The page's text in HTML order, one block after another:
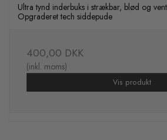
Ultra tynd inderbuks i strækbar, blød og
Opgraderet tech siddepude
400,00 DKK
(inkl. moms)
Vis produkt